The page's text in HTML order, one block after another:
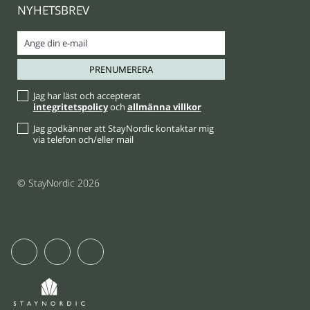
NYHETSBREV
Jag har läst och accepterat
integritetspolicyoch allmänna villkor
Jag godkänner att StayNordic kontaktar mig
via telefon och/eller mail
© StayNordic 2026